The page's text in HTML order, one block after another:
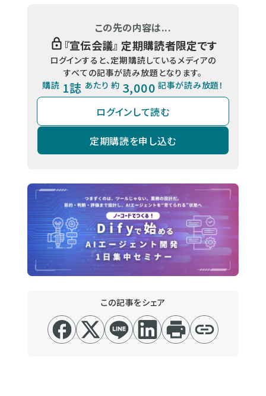
この先の内容は...
『宣伝会議』 定期購読者限定です
ログインすると、定期購読しているメディアの
すべての記事が読み放題となります。
購読 1誌 あたり 約 3,000 記事が読み放題！
ログインして読む
定期購読を申し込む
この記事をシェア